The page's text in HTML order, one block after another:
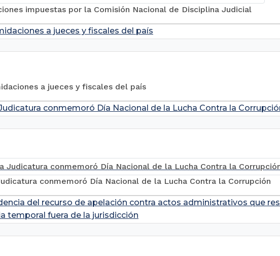
impuestas por la Comisión Nacional de Disciplina Judicial
a jueces y fiscales del país
a jueces y fiscales del país
conmemoró Día Nacional de la Lucha Contra la
conmemoró Día Nacional de la Lucha Contra la Corrupción
del recurso de apelación contra actos administrativos que
temporal fuera de la jurisdicción